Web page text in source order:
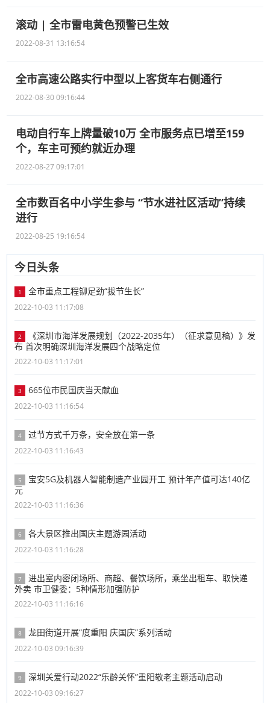
滚动 | 全市雷电黄色预警已生效
2022-08-31 13:16:54
全市高速公路实行中型以上客货车右侧通行
2022-08-30 09:16:44
电动自行车上牌量破10万 全市服务点已增至159
个，车主可预约就近办理
2022-08-27 09:17:01
全市数百名中小学生参与 “节水进社区活动”持续
进行
2022-08-25 19:16:54
今日头条
1 全市重点工程铆足劲“拔节生长”
2022-10-03 11:17:08
2
《深圳市海洋发展规划（2022-2035年）（征求意见稿）》发
布 首次明确深圳海洋发展四个战略定位
2022-10-03 11:17:01
3 665位市民国庆当天献血
2022-10-03 11:16:54
4 过节方式千万条，安全放在第一条
2022-10-03 11:16:43
5
宝安5G及机器人智能制造产业园开工 预计年产值可达140亿
元
2022-10-03 11:16:36
6 各大景区推出国庆主题游园活动
2022-10-03 11:16:28
7
进出室内密闭场所、商超、餐饮场所，乘坐出租车、取快递
外卖 市卫健委：5种情形加强防护
2022-10-03 11:16:16
8 龙田街道开展“度重阳 庆国庆”系列活动
2022-10-03 09:16:39
9 深圳关爱行动2022“乐龄关怀”重阳敬老主题活动启动
2022-10-03 09:16:27